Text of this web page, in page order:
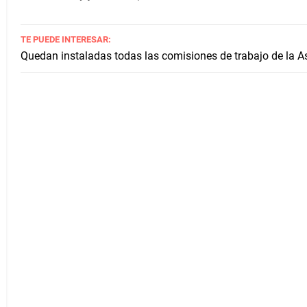
TE PUEDE INTERESAR:
Quedan instaladas todas las comisiones de trabajo de la